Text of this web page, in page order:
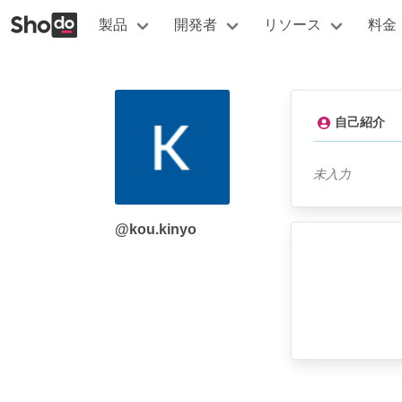
製品 開発者 リソース 料金
@kou.kinyo
自己紹介
未入力